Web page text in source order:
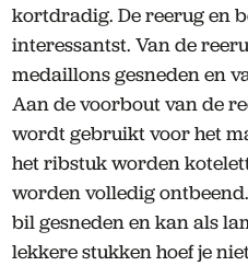
kortdradig. De reerug en
interessantst. Van de
medaillons gesneden en
Aan de voorbout van de
wordt gebruikt voor het
het ribstuk worden
worden volledig
bil gesneden en kan als
lekkere stukken hoef je